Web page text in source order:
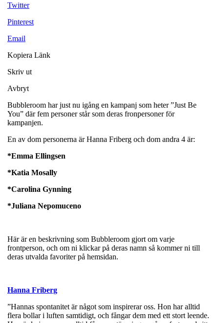
Twitter
Pinterest
Email
Kopiera Länk
Skriv ut
Avbryt
Bubbleroom har just nu igång en kampanj som heter ”Just Be
You” där fem personer står som deras fronpersoner för
kampanjen.
En av dom personerna är Hanna Friberg och dom andra 4 är:
*Emma Ellingsen
*Katia Mosally
*Carolina Gynning
*Juliana Nepomuceno
Här är en beskrivning som Bubbleroom gjort om varje
frontperson, och om ni klickar på deras namn så kommer ni till
deras utvalda favoriter på hemsidan.
Hanna Friberg
”Hannas spontanitet är något som inspirerar oss. Hon har alltid
flera bollar i luften samtidigt, och fångar dem med ett stort leende.